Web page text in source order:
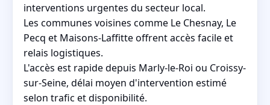
interventions urgentes du secteur local.
Les communes voisines comme Le Chesnay, Le
Pecq et Maisons-Laffitte offrent accès facile et
relais logistiques.
L'accès est rapide depuis Marly-le-Roi ou Croissy-
sur-Seine, délai moyen d'intervention estimé
selon trafic et disponibilité.